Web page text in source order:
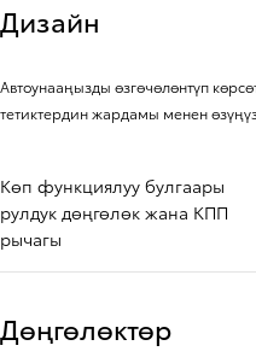
Дизайн
Автоунааңызды өзгөчөлөнтүп
тетиктердин жардамы менен
Көп функциялуу булгаары
рулдук дөңгөлөк жана КПП
рычагы
Дөңгөлөктөр